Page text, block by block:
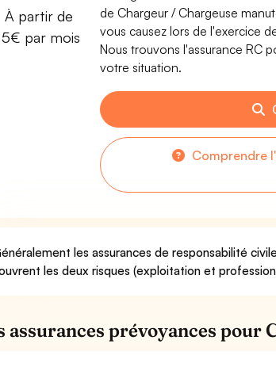
À partir de
par mois
de Chargeur / Chargeuse
vous causez lors de l'exercice
Nous trouvons l'assurance RC
votre situation.
Comprendre
les assurances de responsabilité
les deux risques (exploitation et
assurances prévoyances